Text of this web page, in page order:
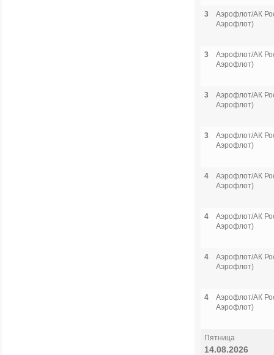
3
Аэрофлот/АК
Аэрофлот)
3
Аэрофлот/АК
Аэрофлот)
3
Аэрофлот/АК
Аэрофлот)
3
Аэрофлот/АК
Аэрофлот)
4
Аэрофлот/АК
Аэрофлот)
4
Аэрофлот/АК
Аэрофлот)
4
Аэрофлот/АК
Аэрофлот)
4
Аэрофлот/АК
Аэрофлот)
Пятница
14.08.2026